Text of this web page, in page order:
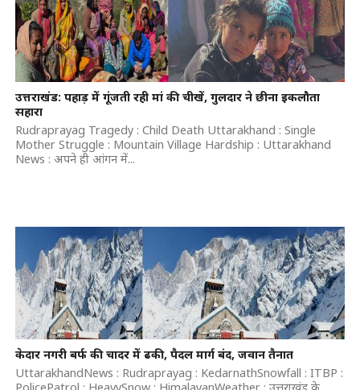
उत्तराखंड: पहाड़ में गूंजती रही मां की चीखें, गुलदार ने छीना इकलौता
सहारा
Rudraprayag Tragedy : Child Death Uttarakhand : Single
Mother Struggle : Mountain Village Hardship : Uttarakhand
News : अपने ही आंगन में...
केदार नगरी बर्फ की चादर में ढकी, पैदल मार्ग बंद, जवान तैनात
UttarakhandNews : Rudraprayag : KedarnathSnowfall : ITBP :